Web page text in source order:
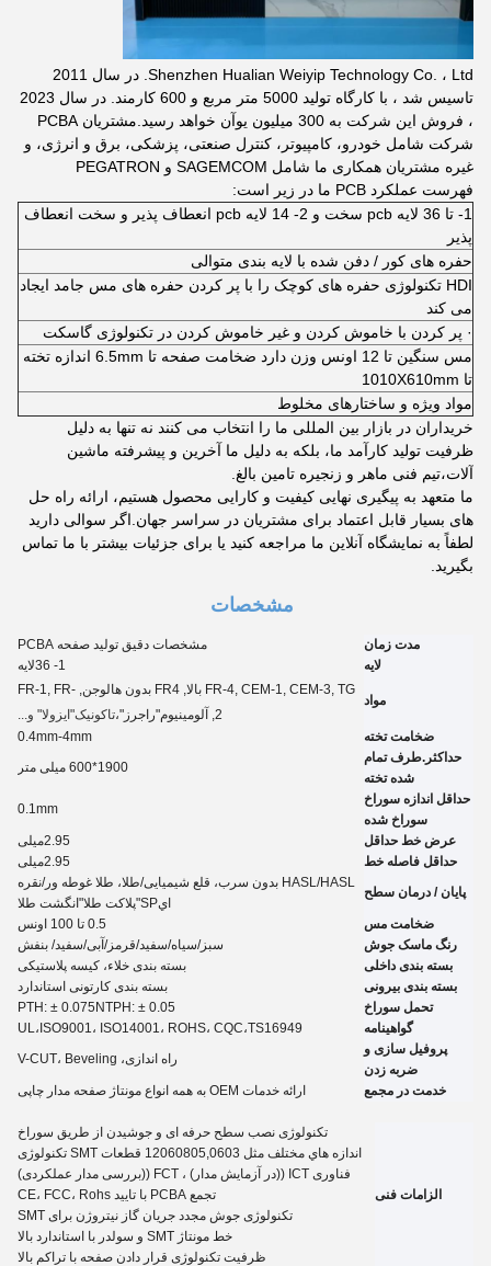
Shenzhen Hualian Weiyip Technology Co. ، Ltd. در سال 2011
تاسیس شد ، با کارگاه تولید 5000 متر مربع و 600 کارمند. در سال 2023
، فروش این شرکت به 300 میلیون یوآن خواهد رسید.مشتریان PCBA
شرکت شامل خودرو، کامپیوتر، کنترل صنعتی، پزشکی، برق و انرژی، و
غیره مشتریان همکاری ما شامل SAGEMCOM و PEGATRON
فهرست عملکرد PCB ما در زیر است:
1- تا 36 لایه pcb سخت و 2- 14 لایه pcb انعطاف پذیر و سخت انعطاف
پذیر
حفره های کور / دفن شده با لایه بندی متوالی
HDI تکنولوژی حفره های کوچک را با پر کردن حفره های مس جامد ایجاد
می کند
· پر کردن با خاموش کردن و غیر خاموش کردن در تکنولوژی گاسکت
مس سنگین تا 12 اونس وزن دارد ضخامت صفحه تا 6.5mm اندازه تخته
تا 1010X610mm
مواد ویژه و ساختارهای مخلوط
خریداران در بازار بین المللی ما را انتخاب می کنند نه تنها به دلیل
ظرفیت تولید کارآمد ما، بلکه به دلیل ما آخرین و پیشرفته ماشین
آلات،تیم فنی ماهر و زنجیره تامین بالغ.
ما متعهد به پیگیری نهایی کیفیت و کارایی محصول هستیم، ارائه راه حل
های بسیار قابل اعتماد برای مشتریان در سراسر جهان.اگر سوالی دارید
لطفاً به نمایشگاه آنلاین ما مراجعه کنید یا برای جزئیات بیشتر با ما تماس
بگیرید.
مشخصات
مدت زمان
مشخصات دقیق تولید صفحه PCBA
لایه
1- 3
6 لایه
مواد
FR-4, CEM-1, CEM-3, TG بالا, FR4 بدون هالوجن, FR-1, FR-
2, آلومینیوم
"راجرز"،تاکونیک"ايزولا" و...
ضخامت تخته
0.4mm-4mm
حداکثر.طرف تمام
شده تخته
1900*600 میلی متر
حداقل اندازه سوراخ
سوراخ شده
0. 1 mm
عرض خط حداقل 2.95میلی
حداقل فاصله خط
2.95میلی
پایان / درمان سطح
HASL/HASL بدون سرب، قلع شیمیایی /طلا، طلا غوطه ور/نقره
ايSP"پلاکت طلا"انگشت طلا
ضخامت مس
0.5 تا 100 اونس
رنگ ماسک جوش
سبز/سیاه/سفید/قرمز/آبی/سفید/ بنفش
بسته بندی داخلی
بسته بندی خلاء، کیسه پلاستیکی
بسته بندی بیرونی
بسته بندی کارتونی استاندارد
تحمل سوراخ
PTH: ± 0.075NTPH: ± 0.05
گواهینامه
UL،ISO9001، ISO14001، ROHS، CQC،TS16949
پروفیل سازی و
ضربه زدن
راه اندازی، V-CUT، Beveling
خدمت در مجمع ارائه خدمات OEM به همه انواع مونتاژ صفحه مدار چاپی
الزامات فنی
تکنولوژی نصب سطح حرفه ای و جوشیدن از طریق سوراخ
اندازه هاي مختلف مثل 12060805,0603 قطعات SMT تکنولوژی
فناوری ICT ((در آزمایش مدار) ، FCT ((بررسی مدار عملکردی)
تجمع PCBA با تایید CE، FCC، Rohs
تکنولوژی جوش مجدد جریان گاز نیتروژن برای SMT
خط مونتاژ SMT و سولدر با استاندارد بالا
ظرفیت تکنولوژی قرار دادن صفحه با تراکم بالا